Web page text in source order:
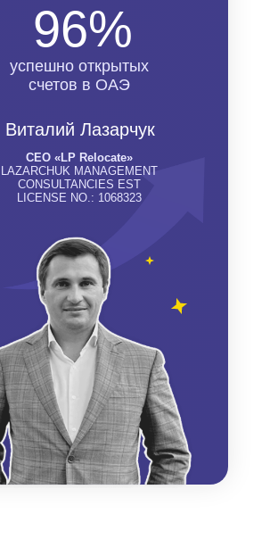
успешно открытых
счетов в ОАЭ
96%
СЕО «LP Relocate»
LAZARCHUK MANAGEMENT
CONSULTANCIES EST
LICENSE NO.: 1068323
Виталий Лазарчук